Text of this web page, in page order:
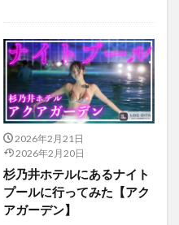
2026年2月21日
2026年2月20日
杉乃井ホテルにあるナイト
プールに行ってみた【アク
アガーデン】
竹田市ディナー
紅葉
転車 臼杵市
舞台
蒸し 蕎麦
虹
観光
観光スポット
大野市
豊後高田市
閉院 開店
開店閉店
韓国
韓国料理